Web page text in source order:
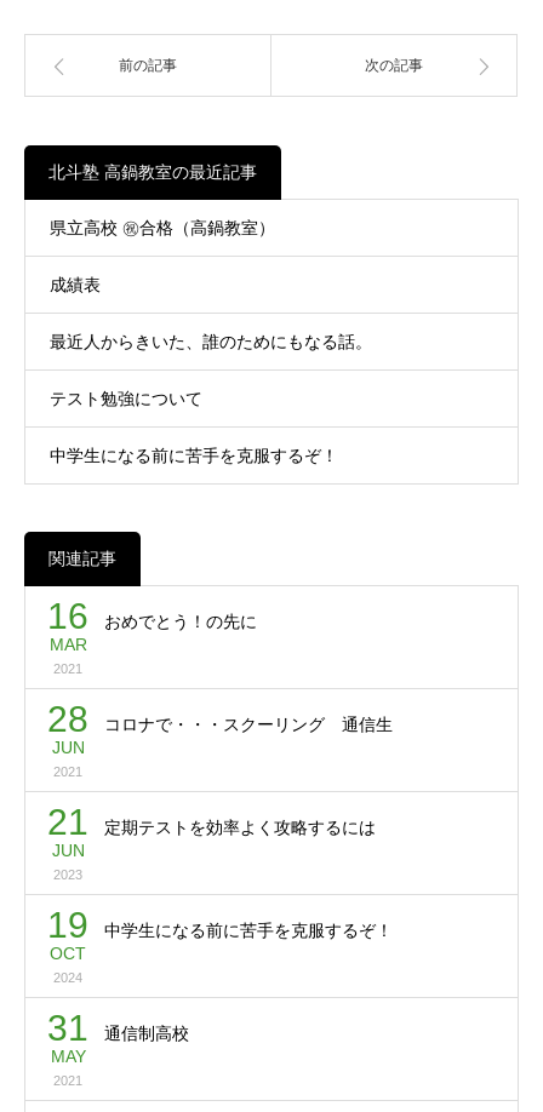
前の記事 次の記事
北斗塾 高鍋教室の最近記事
県立高校 ㊗合格（高鍋教室）
成績表
最近人からきいた、誰のためにもなる話。
テスト勉強について
中学生になる前に苦手を克服するぞ！
関連記事
16
MAR
2021
おめでとう！の先に
28
JUN
2021
コロナで・・・スクーリング 通信生
21
JUN
2023
定期テストを効率よく攻略するには
19
OCT
2024
中学生になる前に苦手を克服するぞ！
31
MAY
2021
通信制高校